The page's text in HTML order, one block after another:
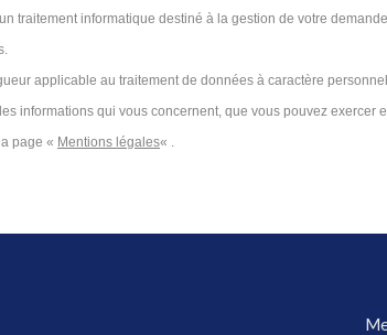
traitement informatique destiné à la gestion de votre
applicable au traitement de données à caractère
informations qui vous concernent, que vous pouvez
page « Mentions légales« .